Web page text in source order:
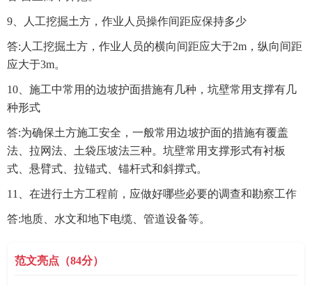
9、人工挖掘土方，作业人员操作间距应保持多少
答:人工挖掘土方，作业人员的横向间距应大于2m，纵向间距
应大于3m。
10、施工中常用的边坡护面措施有几种，坑壁常用支撑有几
种形式
答:为确保土方施工安全，一般常用边坡护面的措施有覆盖
法、拉网法、土袋压坡法三种。坑壁常用支撑形式有衬板
式、悬臂式、拉锚式、锚杆式和斜撑式。
11、在进行土方工程前，应做好哪些必要的调查和勘察工作
答:地质、水文和地下电缆、管道设备等。
范文亮点（84分）